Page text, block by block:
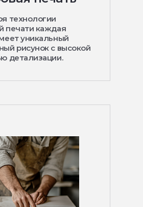
технологии
печати каждая
уникальный
рисунок с высокой
детализации.